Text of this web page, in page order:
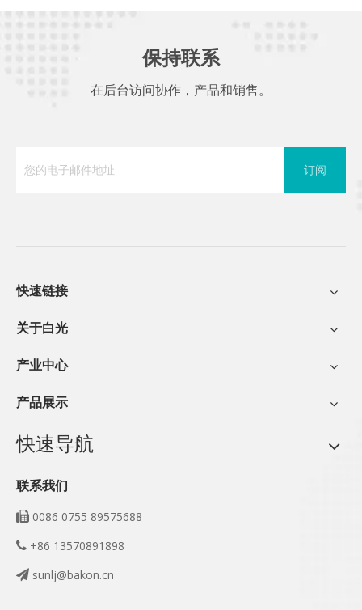
保持联系
在后台访问协作，产品和销售。
订阅
快速链接
关于白光
产业中心
产品展示
快速导航
联系我们
 0086 0755 89575688
 +86 13570891898
 sunlj@bakon.cn